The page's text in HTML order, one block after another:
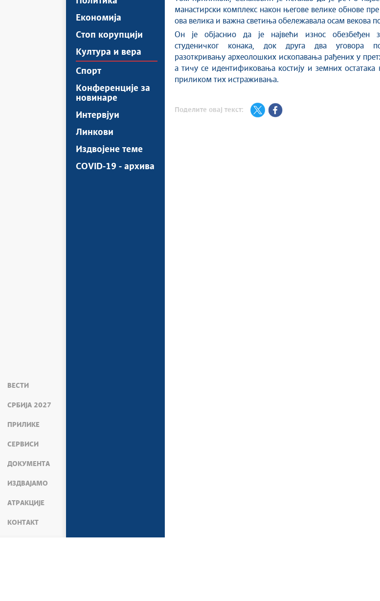
ВЕСТИ
СРБИЈА 2027
ПРИЛИКЕ
СЕРВИСИ
ДОКУМЕНТА
ИЗДВАЈАМО
АТРАКЦИЈЕ
КОНТАКТ
Економија
Стоп корупцији
Култура и вера
Спорт
Конференције за
новинаре
Интервјуи
Линкови
Издвојене теме
COVID-19 - архива
манастирски комплекс након његове велике обнове пре
ова велика и важна светиња обележавала осам векова
Он је објаснио да је највећи износ обезбеђен
студеничког конака, док друга два уговора
разоткривању археолошких ископавања рађених у
а тичу се идентификовања костију и земних остатака
приликом тих истраживања.
Поделите овај текст: